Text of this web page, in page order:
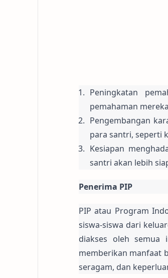
Peningkatan
pemahaman
Pengembangan
para santri, seperti
Kesiapan
santri akan lebih
Penerima PIP
PIP atau Program
siswa-siswa dari
diakses oleh semua
memberikan manfaat
seragam, dan